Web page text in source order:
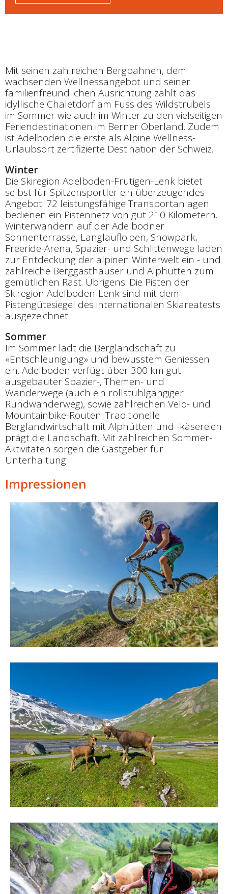
Mit seinen zahlreichen Bergbahnen, dem
wachsenden Wellnessangebot und seiner
familienfreundlichen Ausrichtung zählt das
idyllische Chaletdorf am Fuss des Wildstrubels
im Sommer wie auch im Winter zu den vielseitigen
Feriendestinationen im Berner Oberland. Zudem
ist Adelboden die erste als Alpine Wellness-
Urlaubsort zertifizierte Destination der Schweiz.
Winter
Die Skiregion Adelboden-Frutigen-Lenk bietet
selbst für Spitzensportler ein überzeugendes
Angebot. 72 leistungsfähige Transportanlagen
bedienen ein Pistennetz von gut 210 Kilometern.
Winterwandern auf der Adelbodner
Sonnenterrasse, Langlaufloipen, Snowpark,
Freeride-Arena, Spazier- und Schlittenwege laden
zur Entdeckung der alpinen Winterwelt ein - und
zahlreiche Berggasthäuser und Alphütten zum
gemütlichen Rast. Übrigens: Die Pisten der
Skiregion Adelboden-Lenk sind mit dem
Pistengütesiegel des internationalen Skiareatests
ausgezeichnet.
Sommer
Im Sommer lädt die Berglandschaft zu
«Entschleunigung» und bewusstem Geniessen
ein. Adelboden verfügt über 300 km gut
ausgebauter Spazier-, Themen- und
Wanderwege (auch ein rollstuhlgängiger
Rundwanderweg), sowie zahlreichen Velo- und
Mountainbike-Routen. Traditionelle
Berglandwirtschaft mit Alphütten und -käsereien
prägt die Landschaft. Mit zahlreichen Sommer-
Aktivitäten sorgen die Gastgeber für
Unterhaltung.
Impressionen